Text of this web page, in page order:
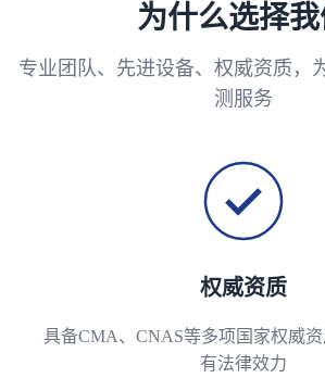
为什么选择我
专业团队、先进设备、权威资质，
测服务
权威资质
具备CMA、CNAS等多项国家权威
有法律效力